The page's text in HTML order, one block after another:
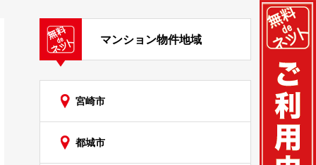
マンション物件地域
宮崎市
都城市